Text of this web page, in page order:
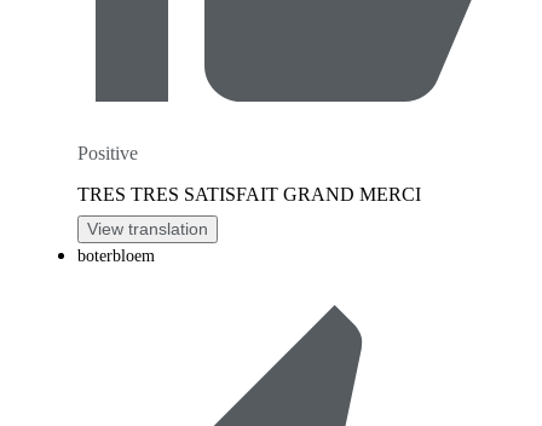
Positive
TRES TRES SATISFAIT GRAND MERCI
View translation
boterbloem